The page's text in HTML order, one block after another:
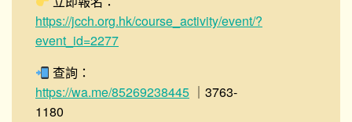
https://jcch.org.hk/course_activity/event/?
event_id=2277
查詢：
https://wa.me/85269238445 ｜3763-
1180